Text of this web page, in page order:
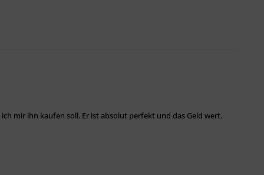
mir ihn kaufen soll. Er ist absolut perfekt und das Geld wert.